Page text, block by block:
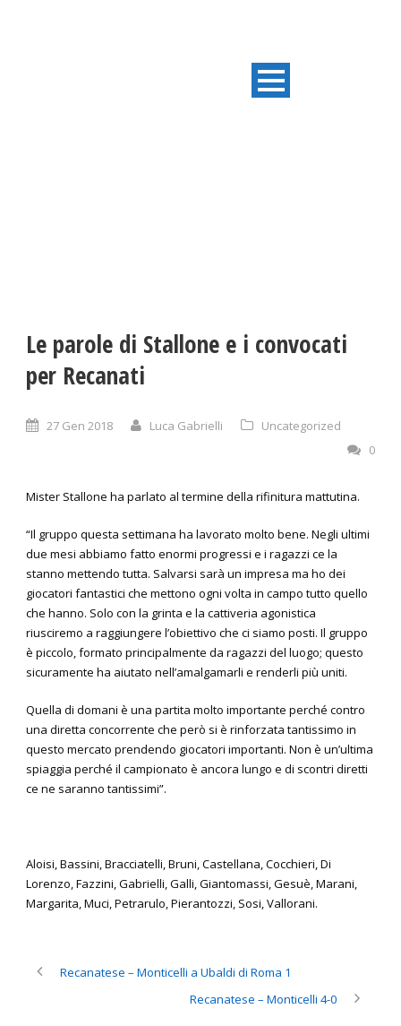
Le parole di Stallone e i convocati
per Recanati
27 Gen 2018 Luca Gabrielli
Uncategorized
0
Mister Stallone ha parlato al termine della rifinitura mattutina.
“Il gruppo questa settimana ha lavorato molto bene. Negli ultimi
due mesi abbiamo fatto enormi progressi e i ragazzi ce la
stanno mettendo tutta. Salvarsi sarà un impresa ma ho dei
giocatori fantastici che mettono ogni volta in campo tutto quello
che hanno. Solo con la grinta e la cattiveria agonistica
riusciremo a raggiungere l’obiettivo che ci siamo posti. Il gruppo
è piccolo, formato principalmente da ragazzi del luogo; questo
sicuramente ha aiutato nell’amalgamarli e renderli più uniti.
Quella di domani è una partita molto importante perché contro
una diretta concorrente che però si è rinforzata tantissimo in
questo mercato prendendo giocatori importanti. Non è un’ultima
spiaggia perché il campionato è ancora lungo e di scontri diretti
ce ne saranno tantissimi”.
Aloisi, Bassini, Bracciatelli, Bruni, Castellana, Cocchieri, Di
Lorenzo, Fazzini, Gabrielli, Galli, Giantomassi, Gesuè, Marani,
Margarita, Muci, Petrarulo, Pierantozzi, Sosi, Vallorani.
Recanatese – Monticelli a Ubaldi di Roma 1
Recanatese – Monticelli 4-0